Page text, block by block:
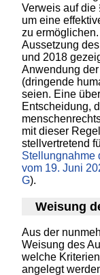
Verweis auf die
um eine
zu
Aussetzung
und 2018
Anwendung
(dringende
seien. Eine
Entscheidung,
mit dieser
stellvertretend
Stellungnahme
vom 19. Juni
G).
Weisung
Aus der
Weisung des
welche
angelegt